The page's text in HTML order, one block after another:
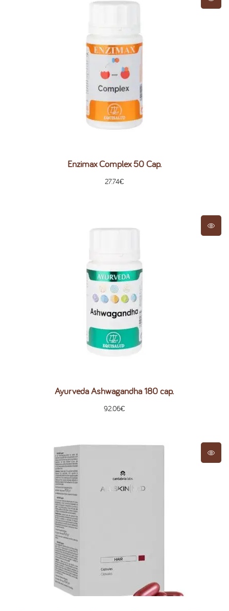
Enzimax Complex 50 Cap.
27.74€
Ayurveda Ashwagandha 180 cap.
92.06€